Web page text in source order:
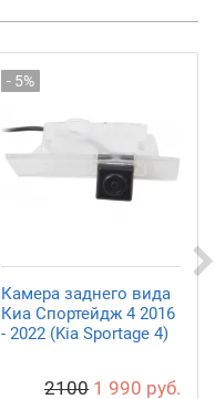
- 5%
Камера заднего вида
Киа Спортейдж 4 2016
- 2022 (Kia Sportage 4)
2100 1 990 руб.